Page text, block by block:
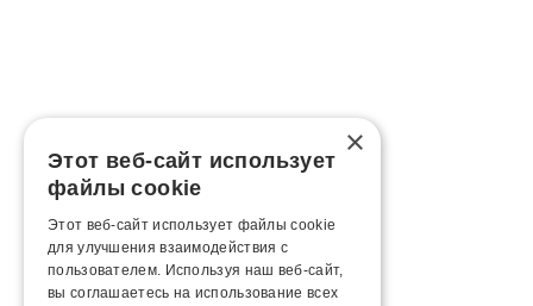
×
Этот веб-сайт использует
файлы cookie
Этот веб-сайт использует файлы cookie
для улучшения взаимодействия с
пользователем. Используя наш веб-сайт,
вы соглашаетесь на использование всех